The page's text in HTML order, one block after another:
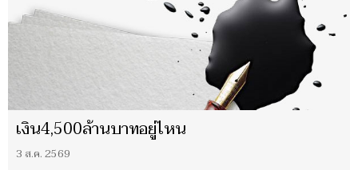
เงิน4,500ล้านบาทอยู่ไหน
3 ส.ค. 2569